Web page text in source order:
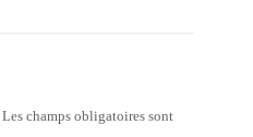
Les champs obligatoires sont